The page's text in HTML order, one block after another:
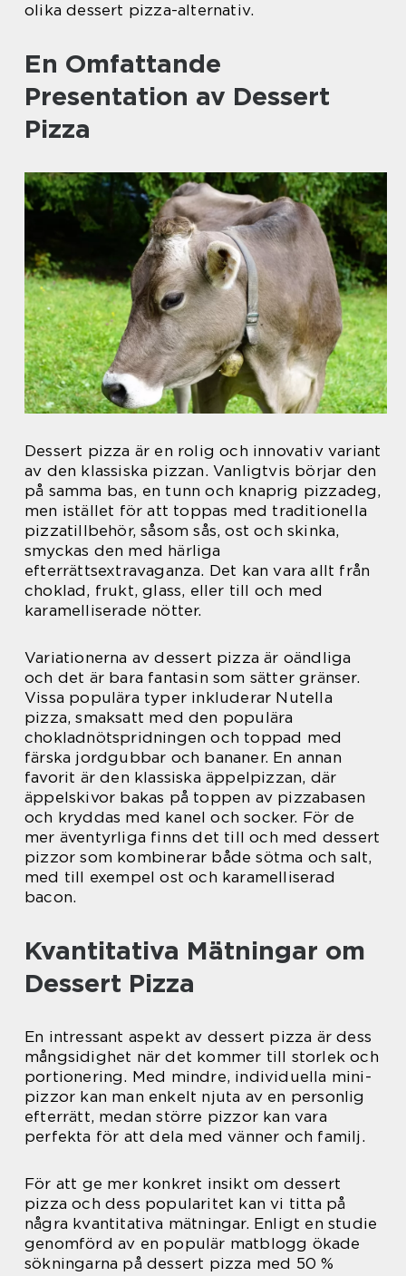
olika dessert pizza-alternativ.
En Omfattande
Presentation av Dessert
Pizza
Dessert pizza är en rolig och innovativ variant
av den klassiska pizzan. Vanligtvis börjar den
på samma bas, en tunn och knaprig pizzadeg,
men istället för att toppas med traditionella
pizzatillbehör, såsom sås, ost och skinka,
smyckas den med härliga
efterrättsextravaganza. Det kan vara allt från
choklad, frukt, glass, eller till och med
karamelliserade nötter.
Variationerna av dessert pizza är oändliga
och det är bara fantasin som sätter gränser.
Vissa populära typer inkluderar Nutella
pizza, smaksatt med den populära
chokladnötspridningen och toppad med
färska jordgubbar och bananer. En annan
favorit är den klassiska äppelpizzan, där
äppelskivor bakas på toppen av pizzabasen
och kryddas med kanel och socker. För de
mer äventyrliga finns det till och med dessert
pizzor som kombinerar både sötma och salt,
med till exempel ost och karamelliserad
bacon.
Kvantitativa Mätningar om
Dessert Pizza
En intressant aspekt av dessert pizza är dess
mångsidighet när det kommer till storlek och
portionering. Med mindre, individuella mini-
pizzor kan man enkelt njuta av en personlig
efterrätt, medan större pizzor kan vara
perfekta för att dela med vänner och familj.
För att ge mer konkret insikt om dessert
pizza och dess popularitet kan vi titta på
några kvantitativa mätningar. Enligt en studie
genomförd av en populär matblogg ökade
sökningarna på dessert pizza med 50 %